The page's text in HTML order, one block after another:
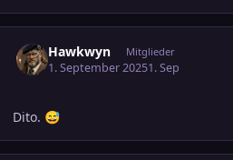
Hawkwyn Mitglieder
1. September 20251. Sep
Dito. 😅